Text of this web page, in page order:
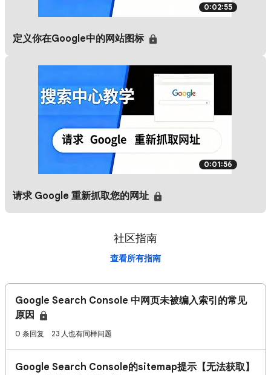
0:02:55
定义你在Google中的网站图标
0:01:56
请求 Google 重新抓取您的网址
社区指南
查看所有指南
Google Search Console 中网页未被编入索引的常见
原因
0 条回复 23 人也有同样问题
Google Search Console的sitemap提示【无法获取】